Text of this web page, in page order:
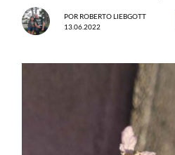
POR ROBERTO LIEBGOTT
13.06.2022